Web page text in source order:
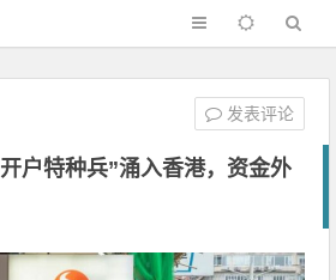
户特种兵”涌入香港，资金外
发表评论